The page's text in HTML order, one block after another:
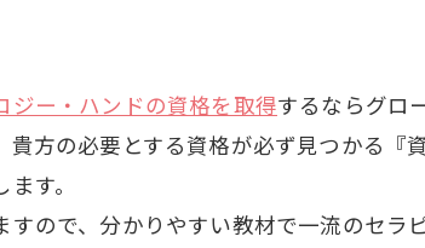
ジー・ハンドの資格を取得するならグロ
の必要とする資格が必ず見つかる『資
す。
ので、分かりやすい教材で一流のセラ